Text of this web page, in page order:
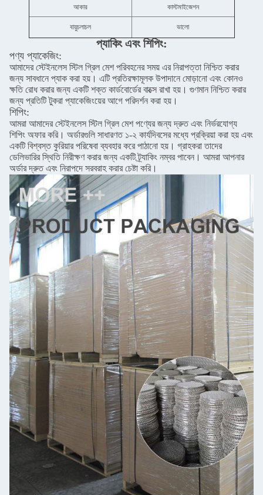
আকার কাস্টমাইজেশন
বায়ুচলাচল ভালো
প্যাকিং এবং শিপিং:
পণ্য প্যাকেজিং:
আমাদের স্টেইনলেস স্টিল গ্রিল মেশ পরিবহনের সময় এর নিরাপত্তা নিশ্চিত করার
জন্য সাবধানে প্যাক করা হয়। এটি প্রতিরক্ষামূলক উপাদানে মোড়ানো এবং কোনও
ক্ষতি রোধ করার জন্য একটি শক্ত কার্ডবোর্ডের বাক্সে রাখা হয়। গুণমান নিশ্চিত করার
জন্য প্রতিটি টুকরা প্যাকেজিংয়ের আগে পরিদর্শন করা হয়।
শিপিং:
আমরা আমাদের স্টেইনলেস স্টিল গ্রিল মেশ পণ্যের জন্য দ্রুত এবং নির্ভরযোগ্য
শিপিং অফার করি। অর্ডারগুলি সাধারণত ১-২ কার্যদিবসের মধ্যে প্রক্রিয়া করা হয় এবং
একটি বিশ্বস্ত কুরিয়ার পরিষেবা ব্যবহার করে পাঠানো হয়। গ্রাহকরা তাদের
ডেলিভারির স্থিতি নিরীক্ষণ করার জন্য একটি ট্র্যাকিং নম্বর পাবেন। আমরা আপনার
অর্ডার দ্রুত এবং নিরাপদে সরবরাহ করার চেষ্টা করি।